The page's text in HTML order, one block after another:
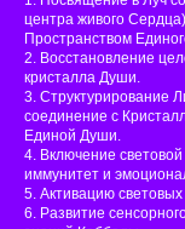
центра живого
Пространством
2. Восстановление
кристалла Души.
3. Структурирование
соединение с
Единой Души.
4. Включение
иммунитет и
5. Активацию
6. Развитие